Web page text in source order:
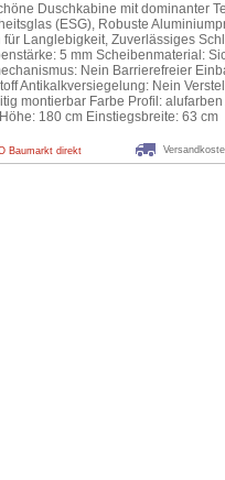
Duschkabine mit dominanter
(ESG), Robuste
für Langlebigkeit, Zuverlässiges
5 mm Scheibenmaterial:
Nein Barrierefreier
Antikalkversiegelung: Nein
montierbar Farbe Profil:
180 cm Einstiegsbreite: 63 cm
Baumarkt direkt